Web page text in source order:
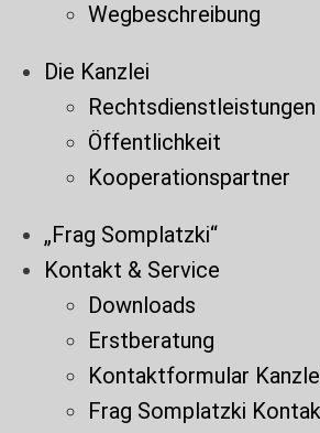
Wegbeschreibung
Die Kanzlei
Rechtsdienstleistungen
Öffentlichkeit
Kooperationspartner
„Frag Somplatzki“
Kontakt & Service
Downloads
Erstberatung
Kontaktformular
Frag Somplatzki